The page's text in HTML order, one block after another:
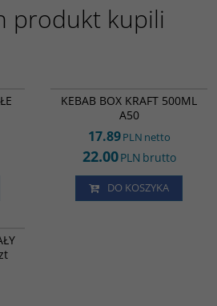
produkt kupili
SUP
KEBAB BOX KRAFT 500ML
A50
17.89PLN netto
22.00PLN brutto
DO KOSZYKA